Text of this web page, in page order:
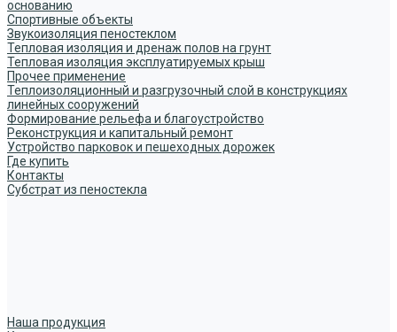
основанию
Спортивные объекты
Звукоизоляция пеностеклом
Тепловая изоляция и дренаж полов на грунт
Тепловая изоляция эксплуатируемых крыш
Прочее применение
Теплоизоляционный и разгрузочный слой в конструкциях
линейных сооружений
Формирование рельефа и благоустройство
Реконструкция и капитальный ремонт
Устройство парковок и пешеходных дорожек
Где купить
Контакты
Субстрат из пеностекла
Наша продукция